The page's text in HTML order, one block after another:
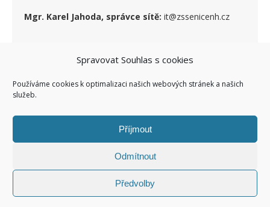
Spravovat Souhlas s cookies
Používáme cookies k optimalizaci našich webových stránek a našich
služeb.
Příjmout
Odmítnout
Předvolby
Mgr. Karel Jahoda, správce sítě: it@zssenicenh.cz
SOCIÁLNÍ SÍTĚ
WP Royal